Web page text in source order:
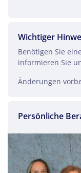
Wichtiger
Benötigen Sie
informieren Sie
Änderungen
Persönliche